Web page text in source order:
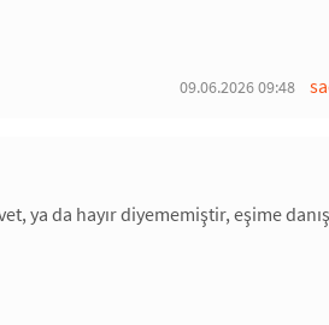
09.06.2026 09:48
ya da hayır diyememiştir, eşime